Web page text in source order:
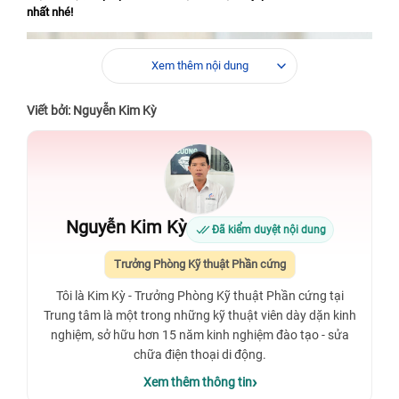
nhất nhé!
Xem thêm nội dung
Viết bởi: Nguyễn Kim Kỳ
Nguyễn Kim Kỳ Đã kiểm duyệt nội dung
Trưởng Phòng Kỹ thuật Phần cứng
Tôi là Kim Kỳ - Trưởng Phòng Kỹ thuật Phần cứng tại
Trung tâm là một trong những kỹ thuật viên dày dặn kinh
nghiệm, sở hữu hơn 15 năm kinh nghiệm đào tạo - sửa
chữa điện thoại di động.
Xem thêm thông tin